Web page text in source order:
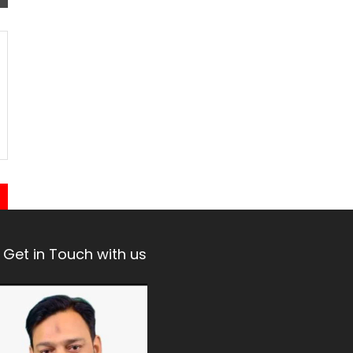
Get in Touch with us